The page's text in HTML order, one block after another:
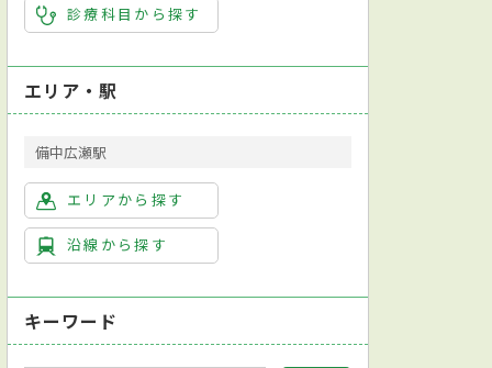
診療科目から探す
エリア・駅
備中広瀬駅
エリアから探す
沿線から探す
キーワード